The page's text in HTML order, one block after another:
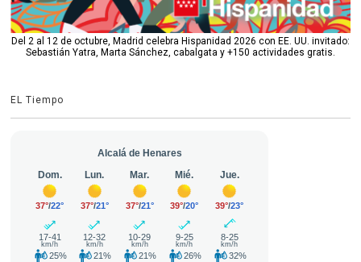
Del 2 al 12 de octubre, Madrid celebra Hispanidad 2026 con EE. UU. invitado:
Sebastián Yatra, Marta Sánchez, cabalgata y +150 actividades gratis.
EL Tiempo